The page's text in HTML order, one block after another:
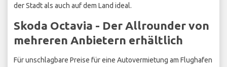
der Stadt als auch auf dem Land ideal.
Skoda Octavia - Der Allrounder von
mehreren Anbietern erhältlich
Für unschlagbare Preise für eine Autovermietung am Flughafen